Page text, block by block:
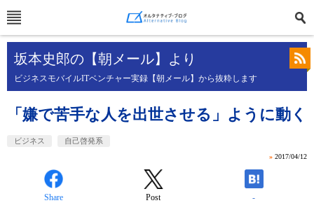
坂本史郎の【朝メール】より
ビジネスモバイルITベンチャー実録【朝メール】から抜粋します
「嫌で苦手な人を出世させる」ように動く
ビジネス 自己啓発系
» 2017/04/12
Share Post -